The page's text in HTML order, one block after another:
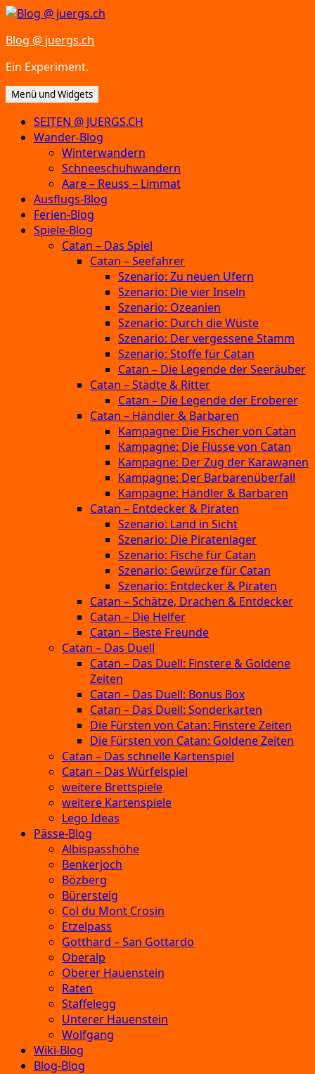
Zum
springen
Blog @ juergs.ch
Ein Experiment.
Menü und Widgets
SEITEN @ JUERGS.CH
Wander-Blog
Winterwandern
Schneeschuhwandern
Aare – Reuss – Limmat
Ausflugs-Blog
Ferien-Blog
Spiele-Blog
Catan – Das Spiel
Catan – Seefahrer
Szenario: Zu neuen Ufern
Szenario: Die vier Inseln
Szenario: Ozeanien
Szenario: Durch die Wüste
Szenario: Der vergessene Stamm
Szenario: Stoffe für Catan
Catan – Die Legende der Seeräuber
Catan – Städte & Ritter
Catan – Die Legende der Eroberer
Catan – Händler & Barbaren
Kampagne: Die Fischer von Catan
Kampagne: Die Flüsse von Catan
Kampagne: Der Zug der Karawanen
Kampagne: Der Barbarenüberfall
Kampagne: Händler & Barbaren
Catan – Entdecker & Piraten
Szenario: Land in Sicht
Szenario: Die Piratenlager
Szenario: Fische für Catan
Szenario: Gewürze für Catan
Szenario: Entdecker & Piraten
Catan – Schätze, Drachen & Entdecker
Catan – Die Helfer
Catan – Beste Freunde
Catan – Das Duell
Catan – Das Duell: Finstere & Goldene
Zeiten
Catan – Das Duell: Bonus Box
Catan – Das Duell: Sonderkarten
Die Fürsten von Catan: Finstere Zeiten
Die Fürsten von Catan: Goldene Zeiten
Catan – Das schnelle Kartenspiel
Catan – Das Würfelspiel
weitere Brettspiele
weitere Kartenspiele
Lego Ideas
Pässe-Blog
Albispasshöhe
Benkerjoch
Bözberg
Bürersteig
Col du Mont Crosin
Etzelpass
Gotthard – San Gottardo
Oberalp
Oberer Hauenstein
Raten
Staffelegg
Unterer Hauenstein
Wolfgang
Wiki-Blog
Blog-Blog